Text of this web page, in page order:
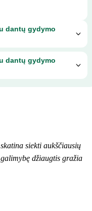
dantų gydymo
dantų gydymo
siekti aukščiausių
džiaugtis gražia